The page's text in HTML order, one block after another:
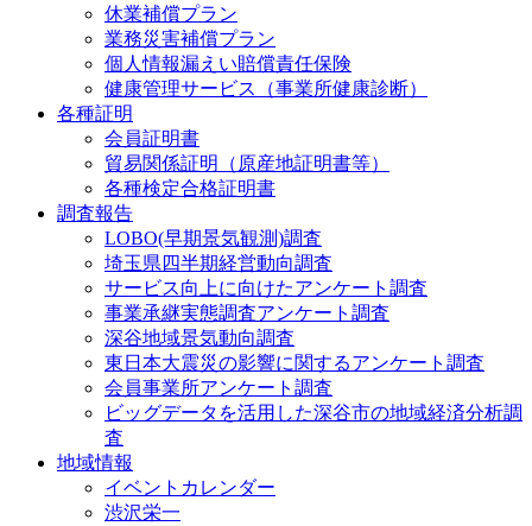
休業補償プラン
業務災害補償プラン
個人情報漏えい賠償責任保険
健康管理サービス（事業所健康診断）
各種証明
会員証明書
貿易関係証明（原産地証明書等）
各種検定合格証明書
調査報告
LOBO(早期景気観測)調査
埼玉県四半期経営動向調査
サービス向上に向けたアンケート調査
事業承継実態調査アンケート調査
深谷地域景気動向調査
東日本大震災の影響に関するアンケート調査
会員事業所アンケート調査
ビッグデータを活用した深谷市の地域経済分析調
査
地域情報
イベントカレンダー
渋沢栄一